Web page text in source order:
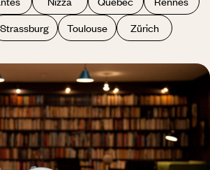
Strassburg Toulouse Zürich